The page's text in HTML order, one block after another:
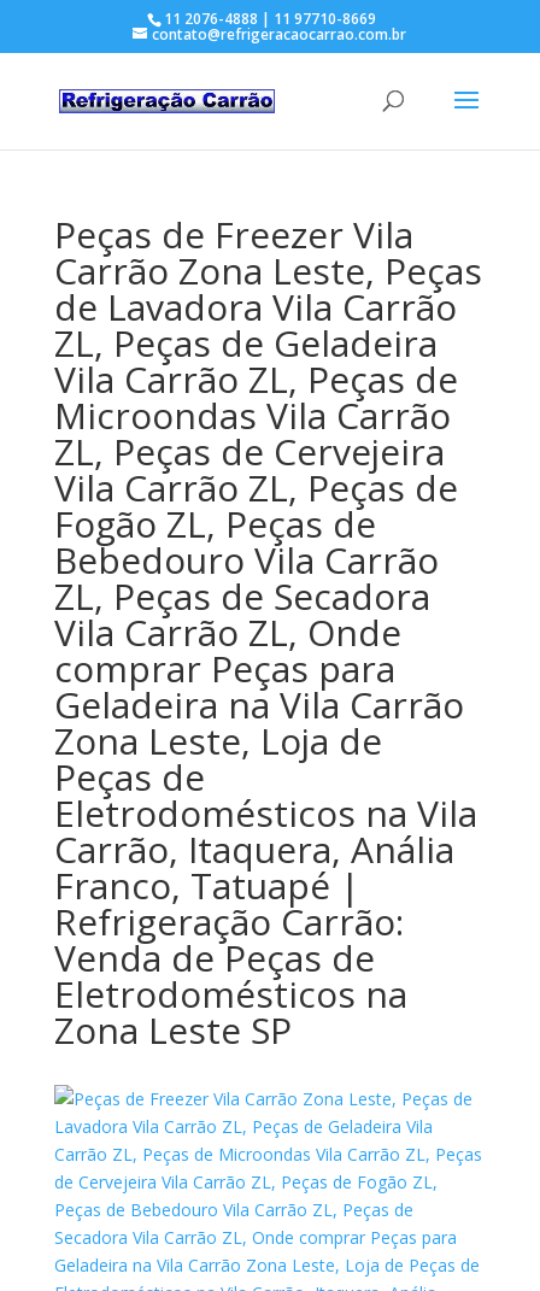
11 2076-4888 | 11 97710-8669
contato@refrigeracaocarrao.com.br
Peças de Freezer Vila
Carrão Zona Leste, Peças
de Lavadora Vila Carrão
ZL, Peças de Geladeira
Vila Carrão ZL, Peças de
Microondas Vila Carrão
ZL, Peças de Cervejeira
Vila Carrão ZL, Peças de
Fogão ZL, Peças de
Bebedouro Vila Carrão
ZL, Peças de Secadora
Vila Carrão ZL, Onde
comprar Peças para
Geladeira na Vila Carrão
Zona Leste, Loja de
Peças de
Eletrodomésticos na Vila
Carrão, Itaquera, Anália
Franco, Tatuapé |
Refrigeração Carrão:
Venda de Peças de
Eletrodomésticos na
Zona Leste SP